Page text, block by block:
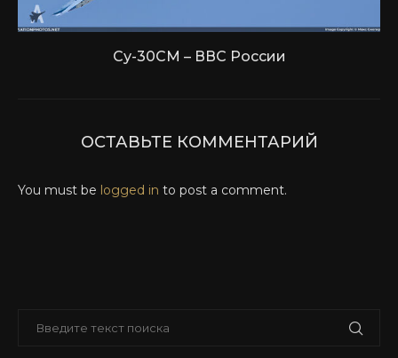
Су-30СМ – ВВС России
ОСТАВЬТЕ КОММЕНТАРИЙ
You must be logged in to post a comment.